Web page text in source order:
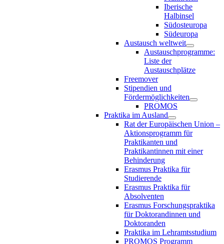
Iberische
Halbinsel
Südosteuropa
Südeuropa
Austausch weltweit
Austauschprogramme:
Liste der
Austauschplätze
Freemover
Stipendien und
Fördermöglichkeiten
PROMOS
Praktika im Ausland
Rat der Europäischen Union –
Aktionsprogramm für
Praktikanten und
Praktikantinnen mit einer
Behinderung
Erasmus Praktika für
Studierende
Erasmus Praktika für
Absolventen
Erasmus Forschungspraktika
für Doktorandinnen und
Doktoranden
Praktika im Lehramtsstudium
PROMOS Programm